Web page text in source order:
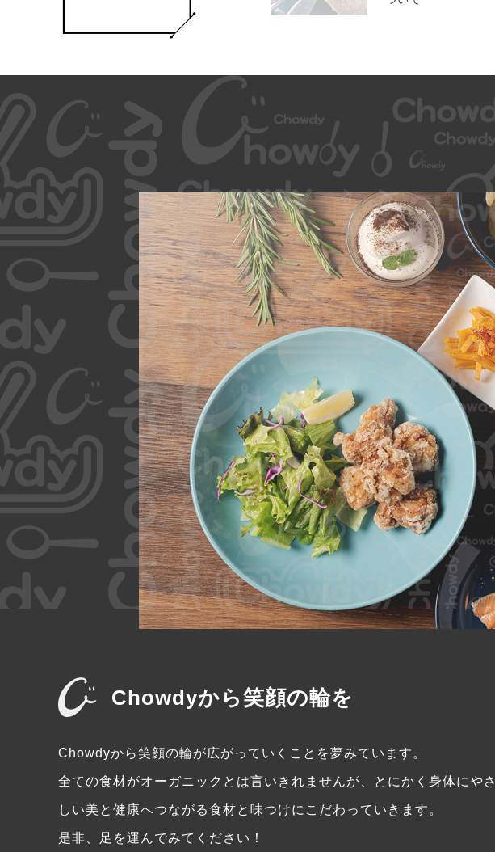
Chowdyから笑顔の輪を
Chowdyから笑顔の輪が広がっていくことを夢みています。
全ての食材がオーガニックとは言いきれませんが、とにかく身体にやさ
しい美と健康へつながる食材と味つけにこだわっていきます。
是非、足を運んでみてください！